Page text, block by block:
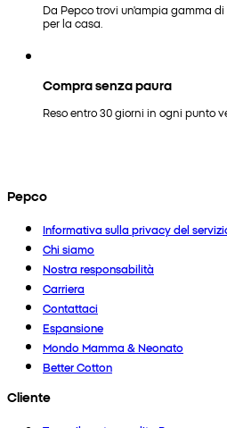
Da Pepco trovi un'ampia gamma
per la casa.
Compra senza paura
Reso entro 30 giorni in ogni punto
Pepco
Informativa sulla privacy del
Chi siamo
Nostra responsabilità
Carriera
Contattaci
Espansione
Mondo Mamma & Neonato
Better Cotton
Cliente